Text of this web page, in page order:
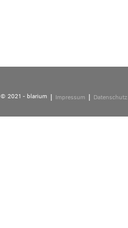
© 2021 - blarium Impressum Datenschutz